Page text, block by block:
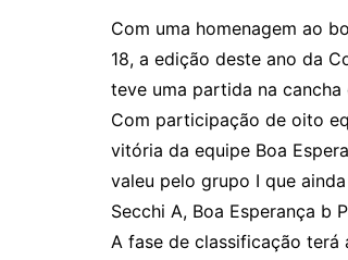
Com uma homenagem ao
18, a edição deste ano da
teve uma partida na cancha
Com participação de oito
vitória da equipe Boa
valeu pelo grupo I que
Secchi A, Boa Esperança b
A fase de classificação